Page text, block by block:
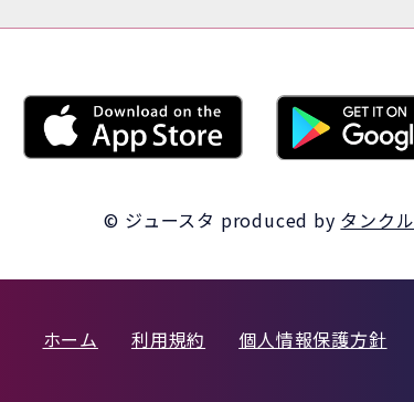
© ジュースタ produced by タンクル
ホーム 利用規約 個人情報保護方針